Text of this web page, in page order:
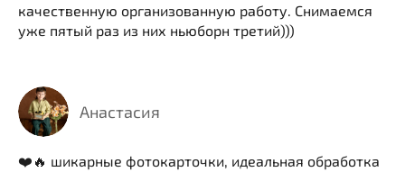
качественную организованную работу. Снимаемся
уже пятый раз из них ньюборн третий)))
Анастасия
❤️🔥 шикарные фотокарточки, идеальная обработка